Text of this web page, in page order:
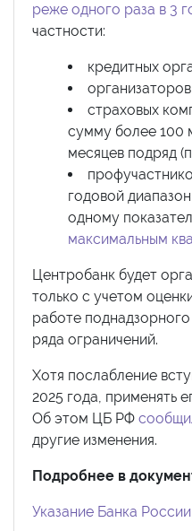
реже одного раза в 3
частности:
кредитных
страховых
сумму более 100
месяцев подряд
годовой
одному
максимальным
Центробанк будет
только с учетом
работе
ряда ограничений.
Хотя послабление
2025 года, применять
Об этом ЦБ РФ
другие изменения.
Подробнее в
Указание Банка